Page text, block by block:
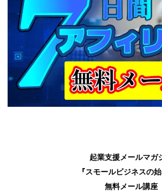
起業支援メールマガ
『スモールビジネスの始
無料メール講座